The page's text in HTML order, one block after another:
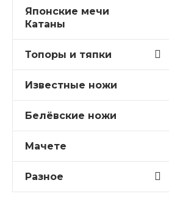
Японские мечи
Катаны
Топоры и тяпки
Известные ножи
Белёвские ножи
Мачете
Разное